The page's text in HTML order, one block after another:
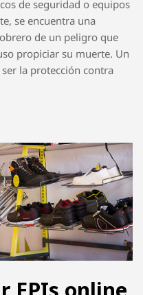
los tipos de Equipos de
en tres categorías,
que ofrezcan. En efecto,
de seguridad o equipos
se encuentra una
de un peligro que
propiciar su muerte. Un
ser la protección contra